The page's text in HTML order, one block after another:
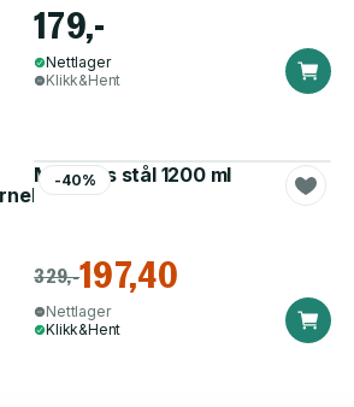
179,-
Nettlager
Klikk&Hent
-40%
Matboks stål 1200 ml
329,-197,40
Nettlager
Klikk&Hent